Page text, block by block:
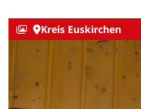
Kreis Euskirchen